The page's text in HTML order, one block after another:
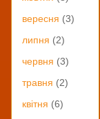
вересня (3)
липня (2)
червня (3)
травня (2)
квітня (6)